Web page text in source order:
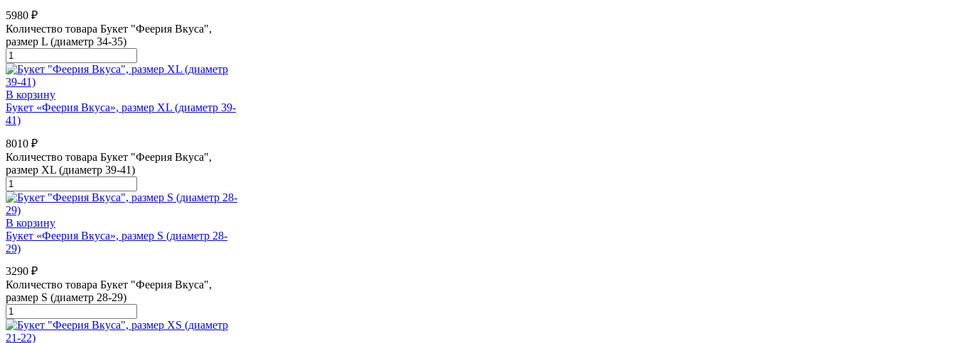
5980 ₽
Количество товара Букет "Феерия Вкуса",
размер L (диаметр 34-35)
В корзину
Букет «Феерия Вкуса», размер XL (диаметр 39-
41)
8010 ₽
Количество товара Букет "Феерия Вкуса",
размер XL (диаметр 39-41)
В корзину
Букет «Феерия Вкуса», размер S (диаметр 28-
29)
3290 ₽
Количество товара Букет "Феерия Вкуса",
размер S (диаметр 28-29)